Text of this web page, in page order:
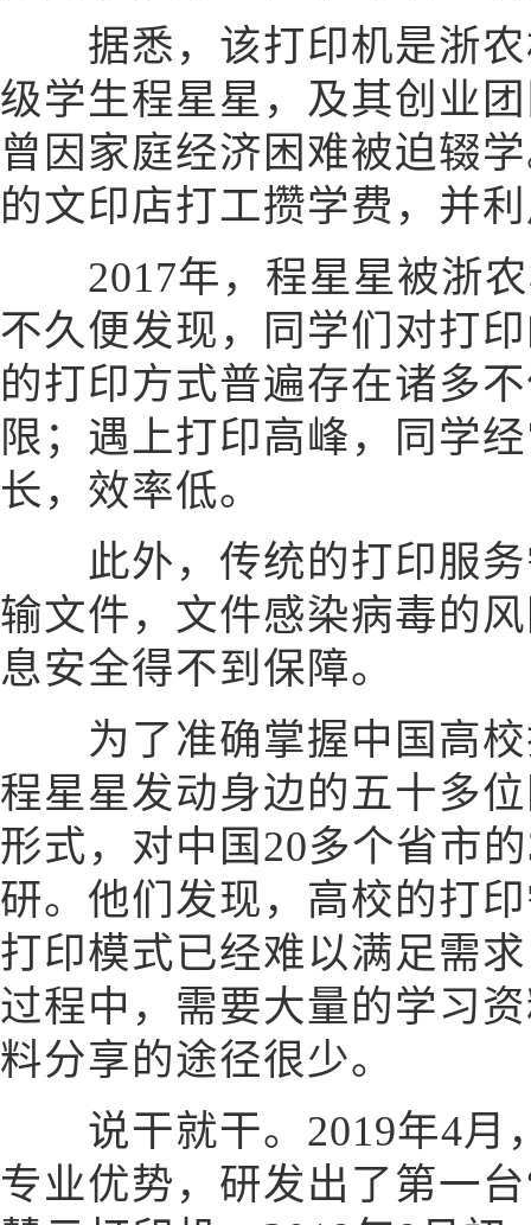
据悉，该打印机是浙农
级学生程星星，及其创业
曾因家庭经济困难被迫辍
的文印店打工攒学费，并
2017年，程星星被浙农
不久便发现，同学们对打
的打印方式普遍存在诸多
限；遇上打印高峰，同学
长，效率低。
此外，传统的打印服务
输文件，文件感染病毒的
息安全得不到保障。
为了准确掌握中国高校
程星星发动身边的五十多
形式，对中国20多个省市
研。他们发现，高校的打
打印模式已经难以满足需
过程中，需要大量的学习
料分享的途径很少。
说干就干。2019年4月
专业优势，研发出了第一